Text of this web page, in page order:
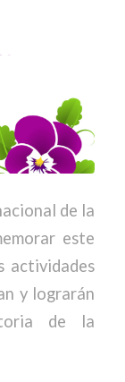
de la
este
actividades
y lograrán
de la